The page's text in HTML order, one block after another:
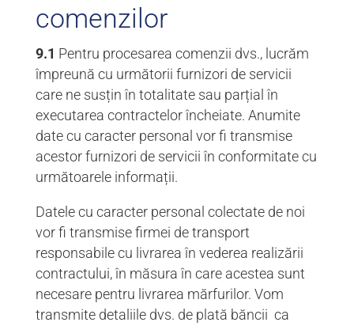
comenzilor
9.1 Pentru procesarea comenzii dvs., lucrăm
împreună cu următorii furnizori de servicii
care ne susțin în totalitate sau parțial în
executarea contractelor încheiate. Anumite
date cu caracter personal vor fi transmise
acestor furnizori de servicii în conformitate cu
următoarele informații.
Datele cu caracter personal colectate de noi
vor fi transmise firmei de transport
responsabile cu livrarea în vederea realizării
contractului, în măsura în care acestea sunt
necesare pentru livrarea mărfurilor. Vom
transmite detaliile dvs. de plată băncii ca